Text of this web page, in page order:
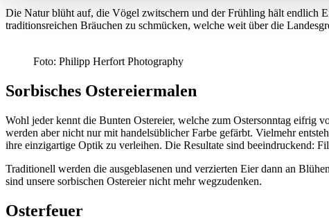
Die Natur blüht auf, die Vögel zwitschern und der Frühling hält endlich
traditionsreichen Bräuchen zu schmücken, welche weit über die
Foto: Philipp Herfort Photography
Sorbisches Ostereiermalen
Wohl jeder kennt die Bunten Ostereier, welche zum Ostersonntag eifrig
werden aber nicht nur mit handelsüblicher Farbe gefärbt. Vielmehr
ihre einzigartige Optik zu verleihen. Die Resultate sind beeindruckend:
Traditionell werden die ausgeblasenen und verzierten Eier dann an
sind unsere sorbischen Ostereier nicht mehr wegzudenken.
Osterfeuer